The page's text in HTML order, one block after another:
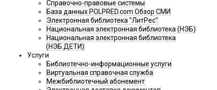
Справочно-правовые системы
База данных POLPRED.com Обзор СМИ
Электронная библиотека "ЛитРес"
Национальная электронная библиотека (НЭБ)
Национальная электронная библиотека
(НЭБ.ДЕТИ)
Услуги
Библиотечно-информационные услуги
Виртуальная справочная служба
Межбиблиотечный абонемент